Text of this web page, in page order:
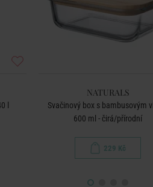
l
NATURALS
Svačinový box s bambusovým
600 ml - čirá/přírodní
229 Kč